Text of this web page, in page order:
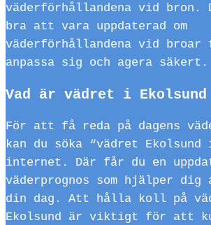
väderförhållandena vid
bra att vara uppdaterad om
väderförhållandena vid
anpassa sig och agera säkert.
Vad är vädret i Ekolsund
För att få reda på dagens
kan du söka “vädret Ekolsund
internet. Där får du en
väderprognos som hjälper
din dag. Att hålla koll på
Ekolsund är viktigt för att